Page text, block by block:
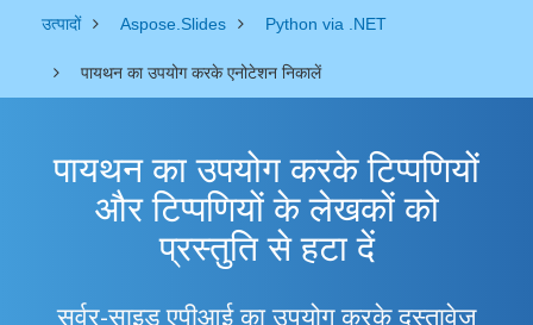
उत्पादों Aspose.Slides Python via .NET
पायथन का उपयोग करके एनोटेशन निकालें
पायथन का उपयोग करके टिप्पणियों
और टिप्पणियों के लेखकों को
प्रस्तुति से हटा दें
सर्वर-साइड एपीआई का उपयोग करके दस्तावेज़